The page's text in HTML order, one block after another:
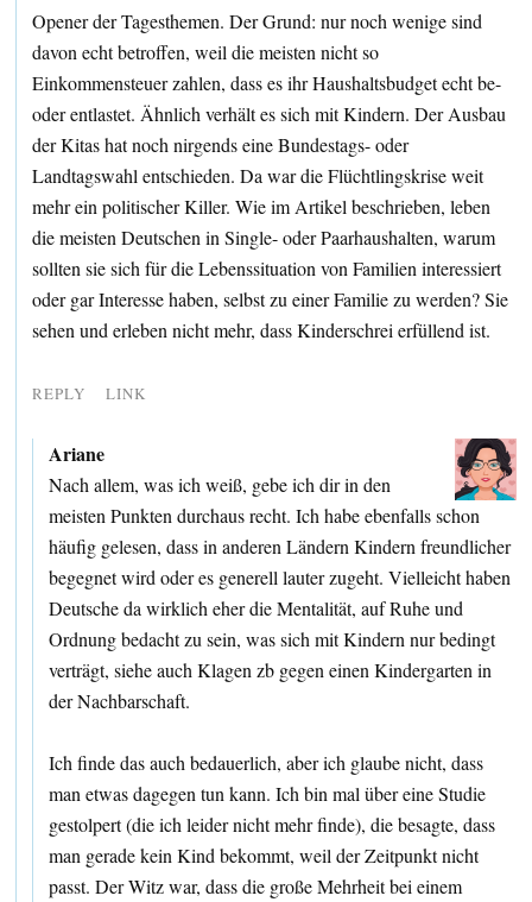
Opener der Tagesthemen. Der Grund: nur noch wenige sind
davon echt betroffen, weil die meisten nicht so
Einkommensteuer zahlen, dass es ihr Haushaltsbudget echt be-
oder entlastet. Ähnlich verhält es sich mit Kindern. Der Ausbau
der Kitas hat noch nirgends eine Bundestags- oder
Landtagswahl entschieden. Da war die Flüchtlingskrise weit
mehr ein politischer Killer. Wie im Artikel beschrieben, leben
die meisten Deutschen in Single- oder Paarhaushalten, warum
sollten sie sich für die Lebenssituation von Familien interessiert
oder gar Interesse haben, selbst zu einer Familie zu werden? Sie
sehen und erleben nicht mehr, dass Kinderschrei erfüllend ist.
REPLY LINK
Ariane
Nach allem, was ich weiß, gebe ich dir in den
meisten Punkten durchaus recht. Ich habe ebenfalls schon
häufig gelesen, dass in anderen Ländern Kindern freundlicher
begegnet wird oder es generell lauter zugeht. Vielleicht haben
Deutsche da wirklich eher die Mentalität, auf Ruhe und
Ordnung bedacht zu sein, was sich mit Kindern nur bedingt
verträgt, siehe auch Klagen zb gegen einen Kindergarten in
der Nachbarschaft.
Ich finde das auch bedauerlich, aber ich glaube nicht, dass
man etwas dagegen tun kann. Ich bin mal über eine Studie
gestolpert (die ich leider nicht mehr finde), die besagte, dass
man gerade kein Kind bekommt, weil der Zeitpunkt nicht
passt. Der Witz war, dass die große Mehrheit bei einem